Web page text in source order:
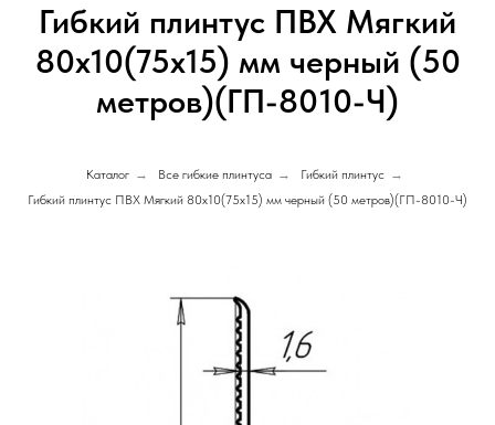
Гибкий плинтус ПВХ Мягкий
80х10(75x15) мм черный (50
метров)(ГП-8010-Ч)
Каталог → Все гибкие плинтуса → Гибкий плинтус →
Гибкий плинтус ПВХ Мягкий 80х10(75x15) мм черный (50 метров)(ГП-8010-Ч)